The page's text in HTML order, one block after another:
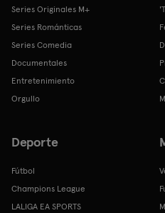
Series Originales M+
Series Románticas
Series Comedia
Documentales
Entretenimiento
Orgullo
Deporte
Fútbol
Champions League
LALIGA EA SPORTS